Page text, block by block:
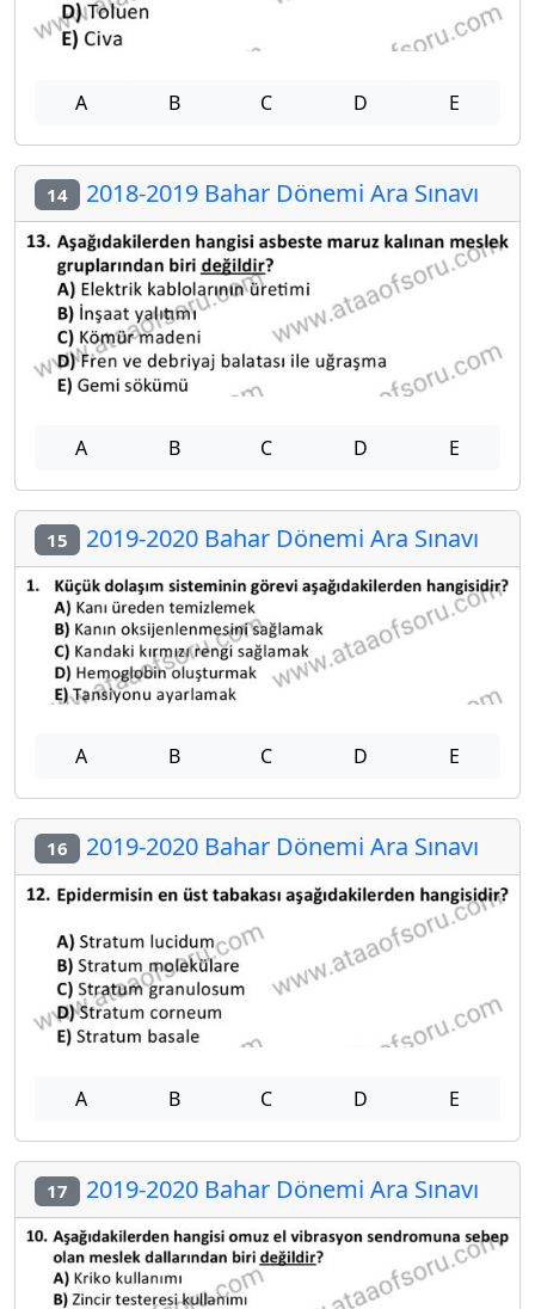
A B C D E
14 2018-2019 Bahar Dönemi Ara Sınavı
A B C D E
15 2019-2020 Bahar Dönemi Ara Sınavı
A B C D E
16 2019-2020 Bahar Dönemi Ara Sınavı
A B C D E
17 2019-2020 Bahar Dönemi Ara Sınavı